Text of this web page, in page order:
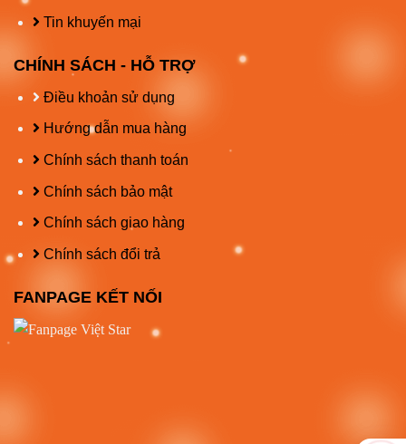
Tin khuyến mại
CHÍNH SÁCH - HỖ TRỢ
Điều khoản sử dụng
Hướng dẫn mua hàng
Chính sách thanh toán
Chính sách bảo mật
Chính sách giao hàng
Chính sách đổi trả
FANPAGE KẾT NỐI